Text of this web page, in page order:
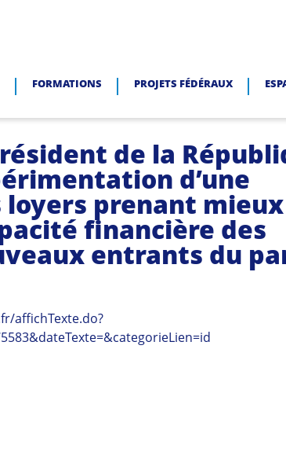
PERSONNES EN SITUATION DE VULNÉRABILITÉ.
FORMATIONS PROJETS FÉDÉRAUX
de la
d’une
prenant
financière des
entrants du
affichTexte.do?